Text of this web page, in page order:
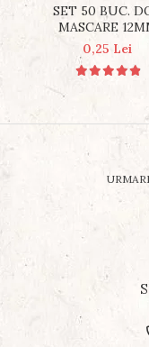
SET 50 BUC.
MASCARE
0,25 Lei